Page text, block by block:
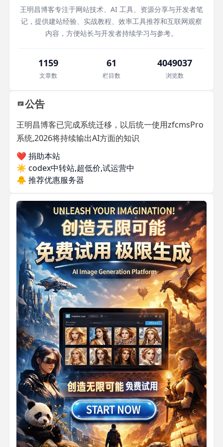
王明昌博客专注于网站技术、AI 工具、资源分享与开发者笔
记，提供建站经验、实战教程、效率工具推荐和互联网观察
内容，方便站长与开发者持续学习与参考。
1159
文章数
61
栏目数
4049037
浏览数
公告
王明昌博客已完成系统迁移，以后统一使用zfcmsPro
系统,2026将持续输出AI方面的知识
❤️ 捐助本站
☀️ codex中转站,超低价,试运营中
🐥 推荐优惠服务器